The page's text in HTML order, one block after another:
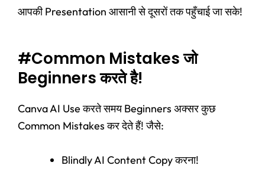
आपकी Presentation आसानी से दूसरों तक पहुँचाई जा सके!
#Common Mistakes जो
Beginners करते है!
Canva AI Use करते समय Beginners अक्सर कुछ
Common Mistakes कर देते हैं! जैसे:
Blindly AI Content Copy करना!